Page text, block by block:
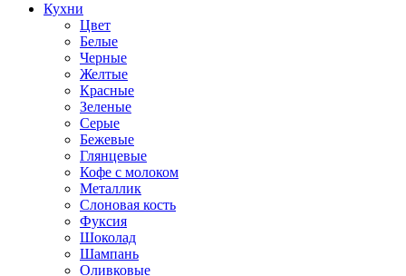
Кухни
Цвет
Белые
Черные
Желтые
Красные
Зеленые
Серые
Бежевые
Глянцевые
Кофе с молоком
Металлик
Слоновая кость
Фуксия
Шоколад
Шампань
Оливковые